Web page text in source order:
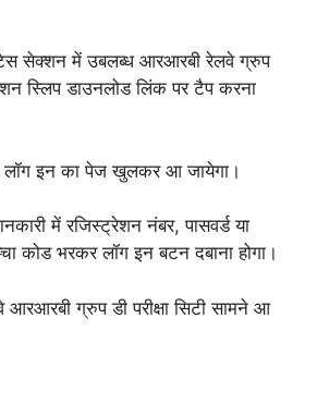
सेक्शन में उबलब्ध आरआरबी रेलवे ग्रुप
स्लिप डाउनलोड लिंक पर टैप करना
लॉग इन का पेज खुलकर आ जायेगा।
में रजिस्ट्रेशन नंबर, पासवर्ड या
कोड भरकर लॉग इन बटन दबाना होगा।
ग्रुप डी परीक्षा सिटी सामने आ